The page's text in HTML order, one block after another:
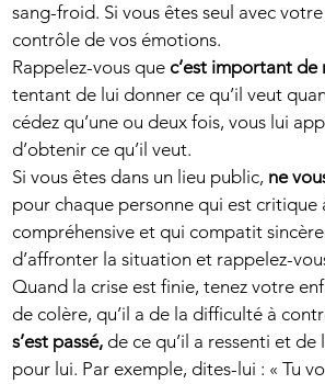
sang-froid. Si vous êtes seul avec
contrôle de vos émotions.
Rappelez-vous que c’est important
tentant de lui donner ce qu’il veut
cédez qu’une ou deux fois, vous lui
d’obtenir ce qu’il veut.
Si vous êtes dans un lieu public, ne
pour chaque personne qui est
compréhensive et qui compatit
d’affronter la situation et rappelez-
Quand la crise est finie, tenez votre
de colère, qu’il a de la difficulté à
s’est passé, de ce qu’il a ressenti et
pour lui. Par exemple, dites-lui : « Tu